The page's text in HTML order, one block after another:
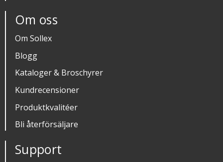
Om oss
Om Sollex
Blogg
Kataloger & Broschyrer
Kundrecensioner
Produktkvalitéer
Bli återförsäljare
Support